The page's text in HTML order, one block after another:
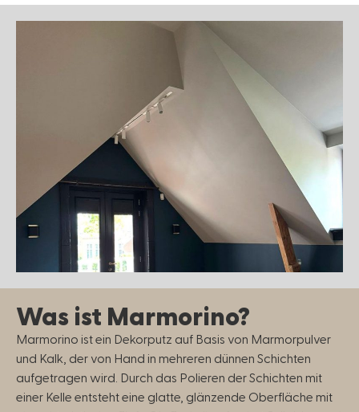
Was ist Marmorino?
Marmorino ist ein Dekorputz auf Basis von Marmorpulver
und Kalk, der von Hand in mehreren dünnen Schichten
aufgetragen wird. Durch das Polieren der Schichten mit
einer Kelle entsteht eine glatte, glänzende Oberfläche mit